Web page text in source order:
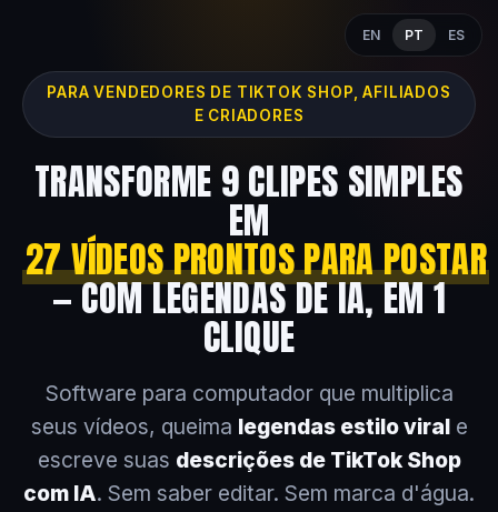
EN PT ES
PARA VENDEDORES DE TIKTOK SHOP, AFILIADOS
E CRIADORES
TRANSFORME 9 CLIPES SIMPLES
EM
27 VÍDEOS PRONTOS PARA POSTAR
— COM LEGENDAS DE IA, EM 1
CLIQUE
Software para computador que multiplica
seus vídeos, queima legendas estilo virale
escreve suas descrições de TikTok Shop
com IA. Sem saber editar. Sem marca d'água.